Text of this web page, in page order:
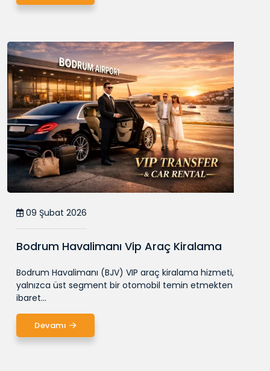
09 Şubat 2026
Bodrum Havalimanı Vip Araç Kiralama
Bodrum Havalimanı (BJV) VIP araç kiralama hizmeti,
yalnızca üst segment bir otomobil temin etmekten
ibaret...
Devamı